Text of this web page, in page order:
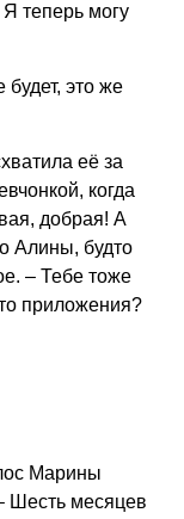
теперь могу
это же
её за
когда
добрая! А
Алины, будто
– Тебе тоже
приложения?
Марины
Шесть месяцев